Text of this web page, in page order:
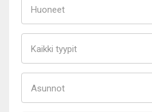
Huoneet
Kaikki tyypit
Asunnot